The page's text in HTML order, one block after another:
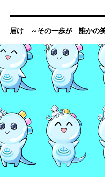
届け ～その一歩が 誰かの